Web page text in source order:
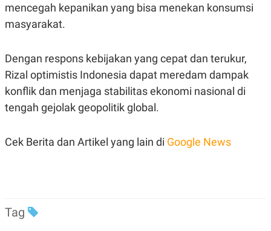
E
T
A
T
E
N
E
A
E
R
A
V
R
T
N
D
I
mencegah kepanikan yang bisa menekan konsumsi
masyarakat.
Dengan respons kebijakan yang cepat dan terukur,
Rizal optimistis Indonesia dapat meredam dampak
konflik dan menjaga stabilitas ekonomi nasional di
tengah gejolak geopolitik global.
Cek Berita dan Artikel yang lain di Google News
Tag